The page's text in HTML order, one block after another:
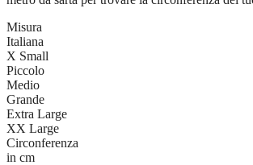
Misura
Italiana
X Small
Piccolo
Medio
Grande
Extra Large
XX Large
Circonferenza
in cm